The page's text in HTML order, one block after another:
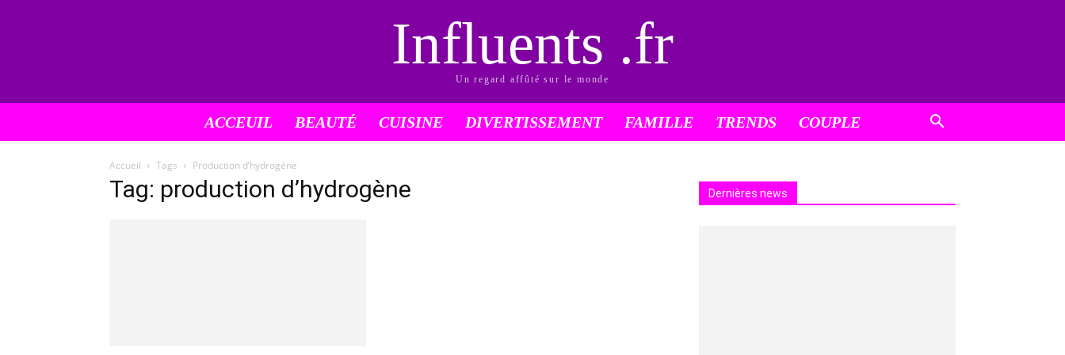
Influents .fr
Un regard affûté sur le monde
ACCEUIL BEAUTÉ CUISINE DIVERTISSEMENT FAMILLE TRENDS COUPLE
Accueil Tags Production d’hydrogène
Tag: production d’hydrogène Dernières news